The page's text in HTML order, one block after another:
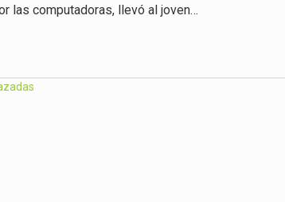
las computadoras, llevó al joven…